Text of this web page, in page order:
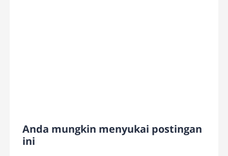
Anda mungkin menyukai postingan
ini